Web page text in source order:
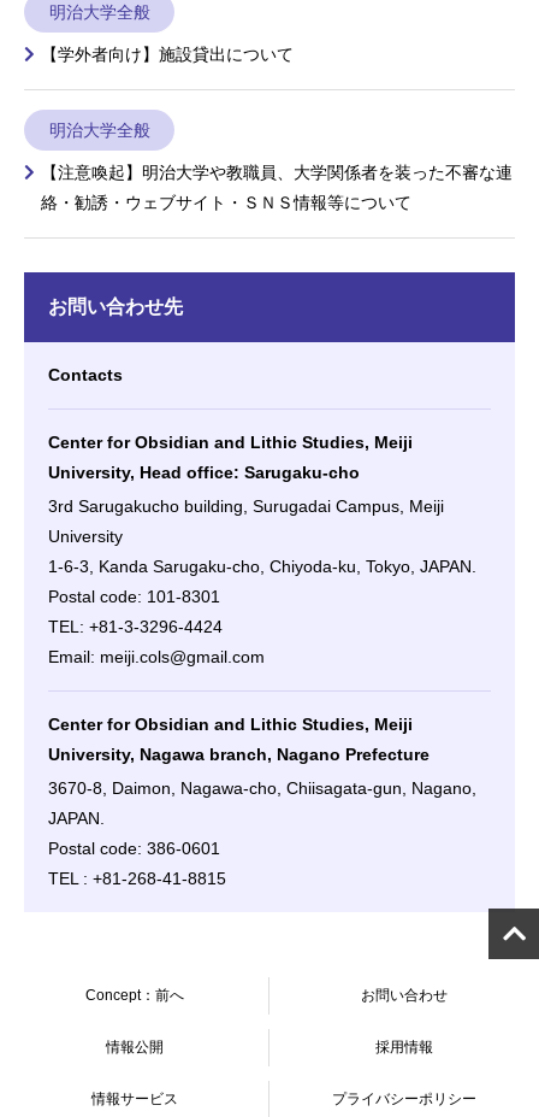
明治大学全般
【学外者向け】施設貸出について
明治大学全般
【注意喚起】明治大学や教職員、大学関係者を装った不審な連
絡・勧誘・ウェブサイト・ＳＮＳ情報等について
お問い合わせ先
Contacts
Center for Obsidian and Lithic Studies, Meiji
University, Head office: Sarugaku-cho
3rd Sarugakucho building, Surugadai Campus, Meiji
University
1-6-3, Kanda Sarugaku-cho, Chiyoda-ku, Tokyo, JAPAN.
Postal code: 101-8301
TEL: +81-3-3296-4424
Email: meiji.cols@gmail.com
Center for Obsidian and Lithic Studies, Meiji
University, Nagawa branch, Nagano Prefecture
3670-8, Daimon, Nagawa-cho, Chiisagata-gun, Nagano,
JAPAN.
Postal code: 386-0601
TEL : +81-268-41-8815
Concept：前へ お問い合わせ
情報公開 採用情報
情報サービス プライバシーポリシー